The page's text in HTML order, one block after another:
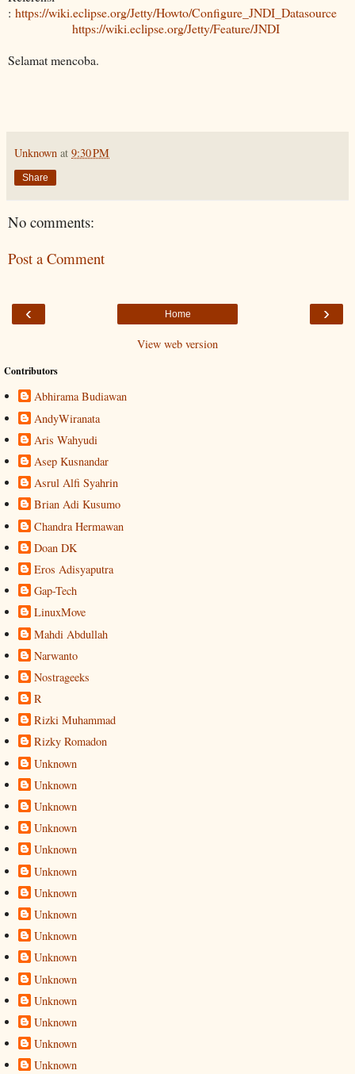
: https://wiki.eclipse.org/Jetty/Howto/Configure_JNDI_Datasource
https://wiki.eclipse.org/Jetty/Feature/JNDI
Selamat mencoba.
Unknown at 9:30 PM
Share
No comments:
Post a Comment
‹ ›
Home
View web version
Contributors
Abhirama Budiawan
AndyWiranata
Aris Wahyudi
Asep Kusnandar
Asrul Alfi Syahrin
Brian Adi Kusumo
Chandra Hermawan
Doan DK
Eros Adisyaputra
Gap-Tech
LinuxMove
Mahdi Abdullah
Narwanto
Nostrageeks
R
Rizki Muhammad
Rizky Romadon
Unknown
Unknown
Unknown
Unknown
Unknown
Unknown
Unknown
Unknown
Unknown
Unknown
Unknown
Unknown
Unknown
Unknown
Unknown